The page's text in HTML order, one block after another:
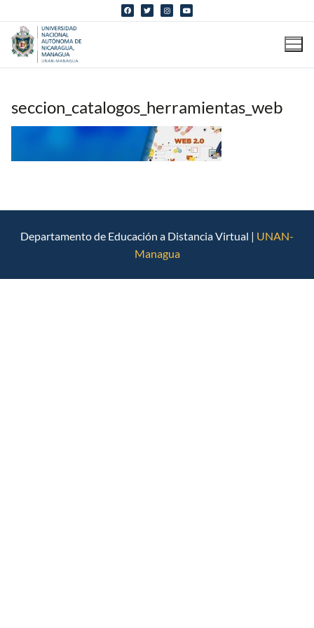
contenido
seccion_catalogos_herramientas_web
Departamento de Educación a Distancia Virtual | UNAN-
Managua